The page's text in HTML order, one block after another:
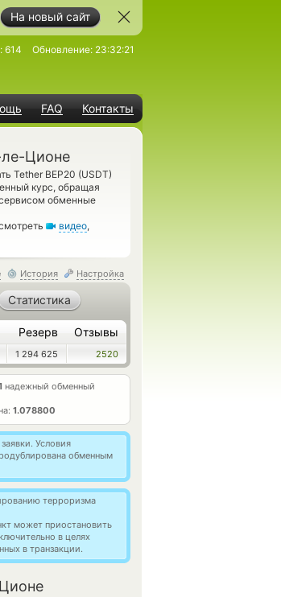
На новый сайт
FAQ Контакты
614 Обновление: 23:32:21
ле-Ционе
Tether BEP20 (USDT)
курс, обращая
обменные
видео,
История Настройка
Статистика
Резерв Отзывы
1 294 625 2520
надежный обменный
1.078800
Условия
обменным
терроризма
может приостановить
в целях
в транзакции.